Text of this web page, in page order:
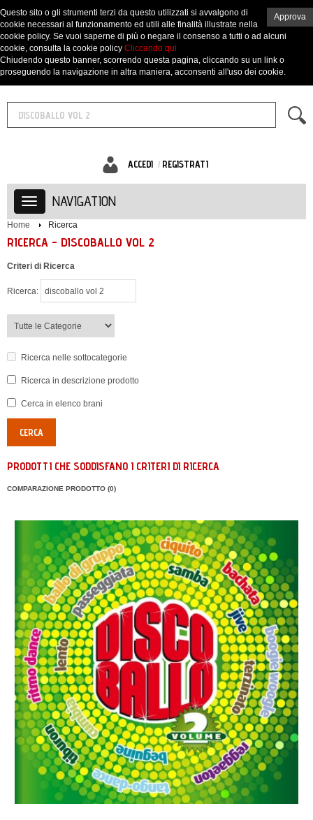
ACCEDI REGISTRATI
NAVIGATION
Home Ricerca
RICERCA - DISCOBALLO VOL 2
Criteri di Ricerca
Ricerca:
Ricerca nelle sottocategorie
Ricerca in descrizione prodotto
Cerca in elenco brani
PRODOTTI CHE SODDISFANO I CRITERI DI RICERCA
COMPARAZIONE PRODOTTO (0)
Approva
Questo sito o gli strumenti terzi da questo utilizzati si avvalgono di
cookie necessari al funzionamento ed utili alle finalità illustrate nella
cookie policy. Se vuoi saperne di più o negare il consenso a tutti o ad alcuni
cookie, consulta la cookie policy Cliccando qui
Chiudendo questo banner, scorrendo questa pagina, cliccando su un link o
proseguendo la navigazione in altra maniera, acconsenti all'uso dei cookie.